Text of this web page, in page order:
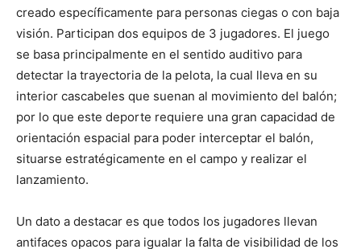
creado específicamente para personas ciegas o con baja
visión. Participan dos equipos de 3 jugadores. El juego
se basa principalmente en el sentido auditivo para
detectar la trayectoria de la pelota, la cual lleva en su
interior cascabeles que suenan al movimiento del balón;
por lo que este deporte requiere una gran capacidad de
orientación espacial para poder interceptar el balón,
situarse estratégicamente en el campo y realizar el
lanzamiento.
Un dato a destacar es que todos los jugadores llevan
antifaces opacos para igualar la falta de visibilidad de los